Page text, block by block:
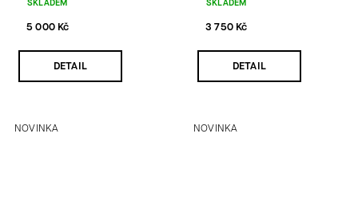
SKLADEM
5 000 Kč
DETAIL
SKLADEM
3 750 Kč
DETAIL
NOVINKA NOVINKA